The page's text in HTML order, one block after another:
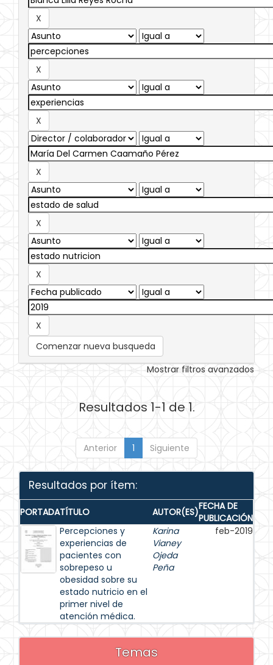
Comenzar nueva busqueda
Mostrar filtros avanzados
Resultados 1-1 de 1.
Anterior 1 Siguiente
Resultados por ítem:
PORTADATÍTULO AUTOR(ES)FECHA DE
PUBLICACIÓN
Percepciones y
experiencias de
pacientes con
sobrepeso u
obesidad sobre su
estado nutricio en el
primer nivel de
atención médica.
Karina
Vianey
Ojeda
Peña
feb-2019
Temas